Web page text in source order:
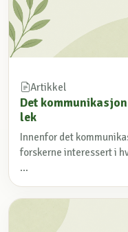
Artikkel
Det
lek
Innenfor det
forskerne interessert i
...